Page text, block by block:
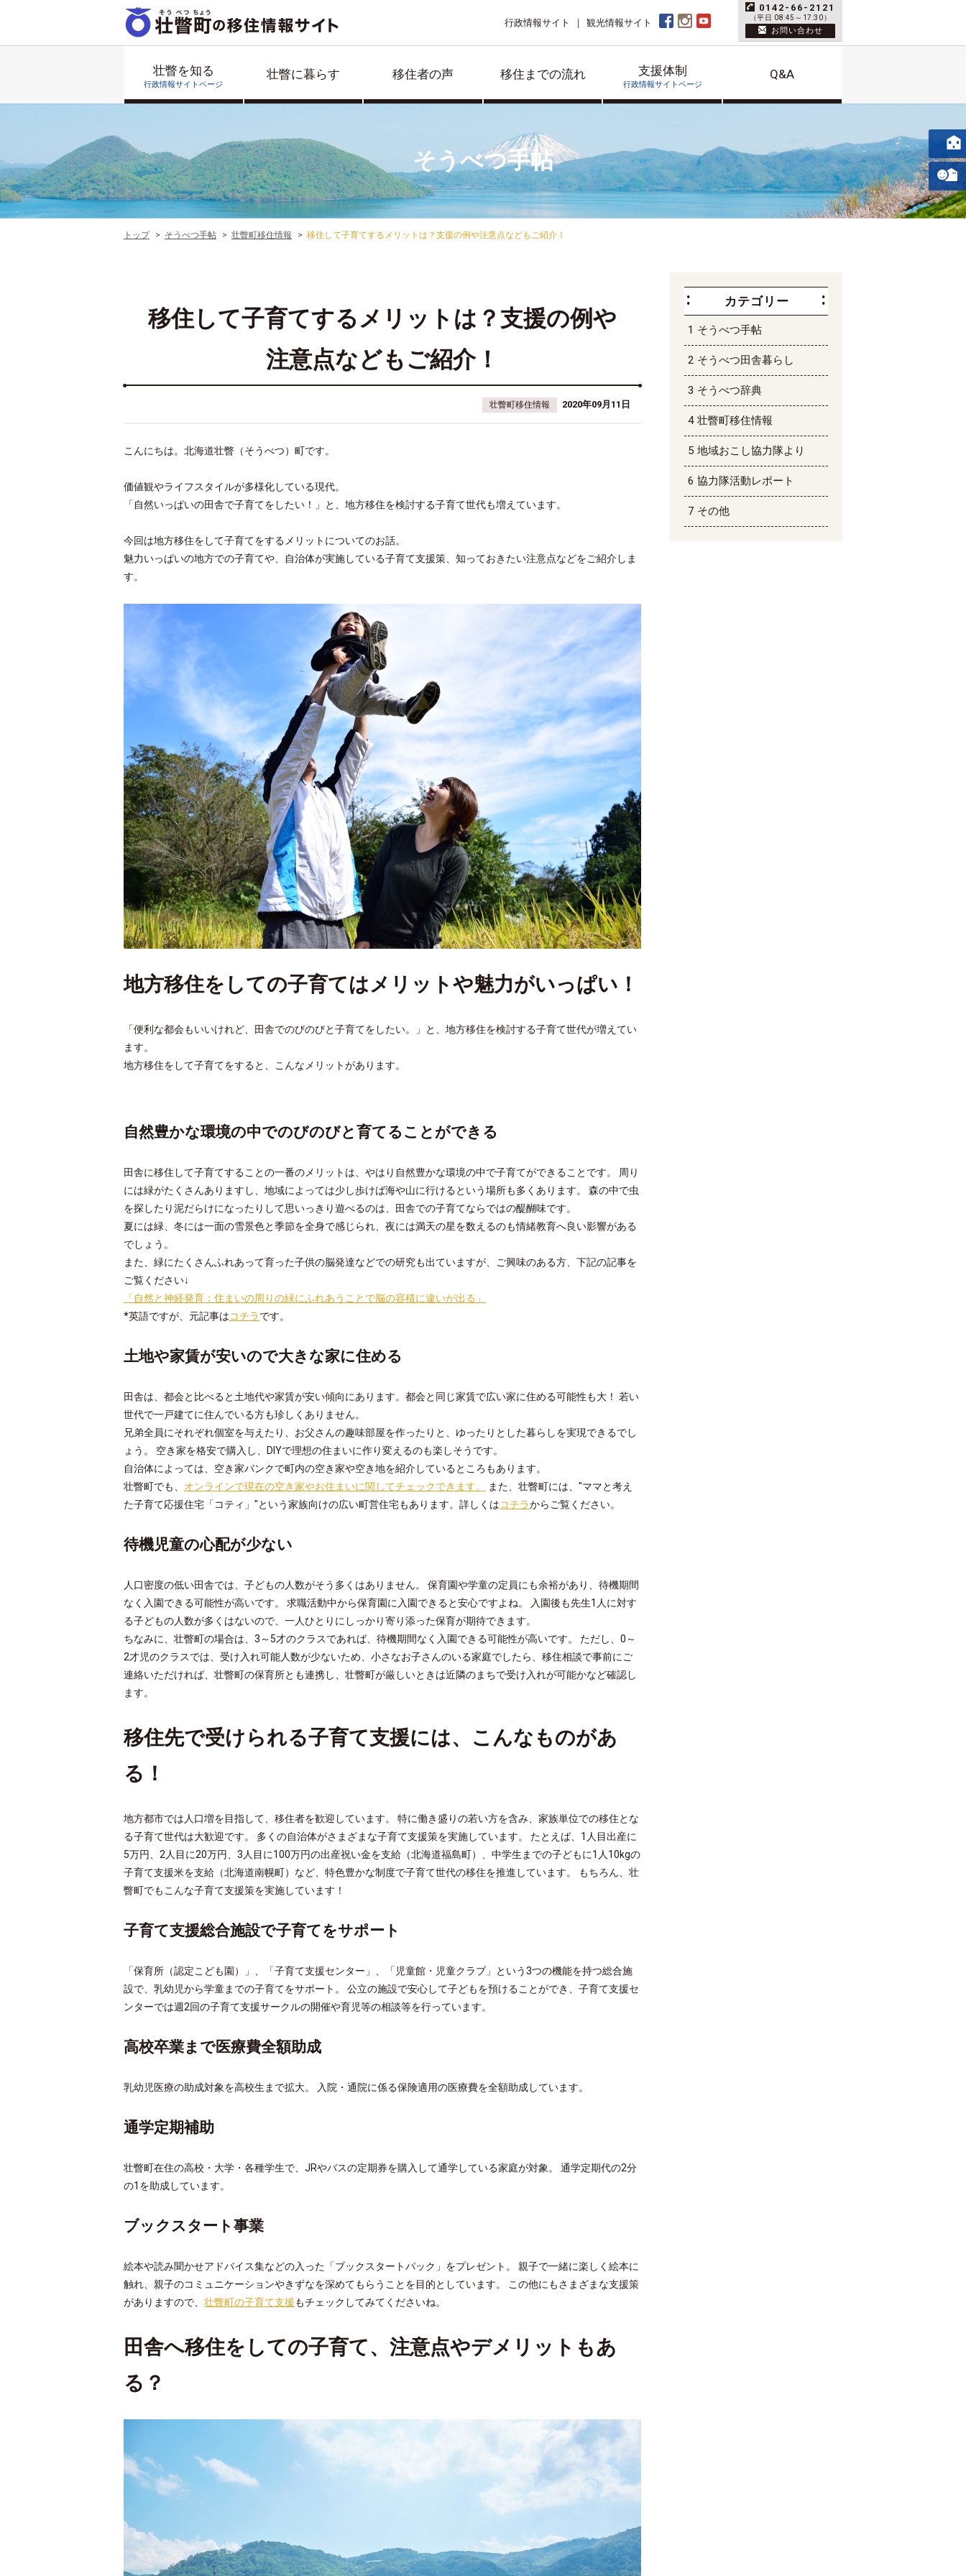
壮瞥を知る
行政情報サイトページ
壮瞥に暮らす 移住者の声 移住までの流れ 支援体制
行政情報サイトページ
Q&A
行政情報サイト 観光情報サイト
0142-66-2121
（平日 08:45～17:30）
お問い合わせ
そうべつ手帖
トップ そうべつ手帖 壮瞥町移住情報 移住して子育てするメリットは？支援の例や注意点などもご紹介！
移住して子育てするメリットは？支援の例や
注意点などもご紹介！
壮瞥町移住情報 2020年09月11日
こんにちは。北海道壮瞥（そうべつ）町です。
価値観やライフスタイルが多様化している現代。
「自然いっぱいの田舎で子育てをしたい！」と、地方移住を検討する子育て世代も増えています。
今回は地方移住をして子育てをするメリットについてのお話。
魅力いっぱいの地方での子育てや、自治体が実施している子育て支援策、知っておきたい注意点などをご紹介しま
す。
地方移住をしての子育てはメリットや魅力がいっぱい！
「便利な都会もいいけれど、田舎でのびのびと子育てをしたい。」と、地方移住を検討する子育て世代が増えてい
ます。
地方移住をして子育てをすると、こんなメリットがあります。
自然豊かな環境の中でのびのびと育てることができる
田舎に移住して子育てすることの一番のメリットは、やはり自然豊かな環境の中で子育てができることです。 周り
には緑がたくさんありますし、地域によっては少し歩けば海や山に行けるという場所も多くあります。 森の中で虫
を探したり泥だらけになったりして思いっきり遊べるのは、田舎での子育てならではの醍醐味です。
夏には緑、冬には一面の雪景色と季節を全身で感じられ、夜には満天の星を数えるのも情緒教育へ良い影響がある
でしょう。
また、緑にたくさんふれあって育った子供の脳発達などでの研究も出ていますが、ご興味のある方、下記の記事を
ご覧ください↓
「自然と神経発育：住まいの周りの緑にふれあうことで脳の容積に違いが出る」
*英語ですが、元記事はコチラです。
土地や家賃が安いので大きな家に住める
田舎は、都会と比べると土地代や家賃が安い傾向にあります。都会と同じ家賃で広い家に住める可能性も大！ 若い
世代で一戸建てに住んでいる方も珍しくありません。
兄弟全員にそれぞれ個室を与えたり、お父さんの趣味部屋を作ったりと、ゆったりとした暮らしを実現できるでし
ょう。 空き家を格安で購入し、DIYで理想の住まいに作り変えるのも楽しそうです。
自治体によっては、空き家バンクで町内の空き家や空き地を紹介しているところもあります。
壮瞥町でも、 オンラインで現在の空き家やお住まいに関してチェックできます。
また、壮瞥町には、"ママと考え
た子育て応援住宅「コティ」"という家族向けの広い町営住宅もあります。詳しくはコチラからご覧ください。
待機児童の心配が少ない
人口密度の低い田舎では、子どもの人数がそう多くはありません。 保育園や学童の定員にも余裕があり、待機期間
なく入園できる可能性が高いです。 求職活動中から保育園に入園できると安心ですよね。 入園後も先生1人に対す
る子どもの人数が多くはないので、一人ひとりにしっかり寄り添った保育が期待できます。
ちなみに、壮瞥町の場合は、3～5才のクラスであれば、待機期間なく入園できる可能性が高いです。 ただし、0～
2才児のクラスでは、受け入れ可能人数が少ないため、小さなお子さんのいる家庭でしたら、移住相談で事前にご
連絡いただければ、壮瞥町の保育所とも連携し、壮瞥町が厳しいときは近隣のまちで受け入れが可能かなど確認し
ます。
移住先で受けられる子育て支援には、こんなものがあ
る！
地方都市では人口増を目指して、移住者を歓迎しています。 特に働き盛りの若い方を含み、家族単位での移住とな
る子育て世代は大歓迎です。 多くの自治体がさまざまな子育て支援策を実施しています。 たとえば、1人目出産に
5万円、2人目に20万円、3人目に100万円の出産祝い金を支給（北海道福島町）、中学生までの子どもに1人10kgの
子育て支援米を支給（北海道南幌町）など、特色豊かな制度で子育て世代の移住を推進しています。 もちろん、壮
瞥町でもこんな子育て支援策を実施しています！
子育て支援総合施設で子育てをサポート
「保育所（認定こども園）」、「子育て支援センター」、「児童館・児童クラブ」という3つの機能を持つ総合施
設で、乳幼児から学童までの子育てをサポート。 公立の施設で安心して子どもを預けることができ、子育て支援セ
ンターでは週2回の子育て支援サークルの開催や育児等の相談等を行っています。
高校卒業まで医療費全額助成
乳幼児医療の助成対象を高校生まで拡大。 入院・通院に係る保険適用の医療費を全額助成しています。
通学定期補助
壮瞥町在住の高校・大学・各種学生で、JRやバスの定期券を購入して通学している家庭が対象。 通学定期代の2分
の1を助成しています。
ブックスタート事業
絵本や読み聞かせアドバイス集などの入った「ブックスタートパック」をプレゼント。 親子で一緒に楽しく絵本に
触れ、親子のコミュニケーションやきずなを深めてもらうことを目的としています。 この他にもさまざまな支援策
がありますので、 壮瞥町の子育て支援もチェックしてみてくださいね。
田舎へ移住をしての子育て、注意点やデメリットもあ
る？
カテゴリー
そうべつ手帖
そうべつ田舎暮らし
そうべつ辞典
壮瞥町移住情報
地域おこし協力隊より
協力隊活動レポート
その他